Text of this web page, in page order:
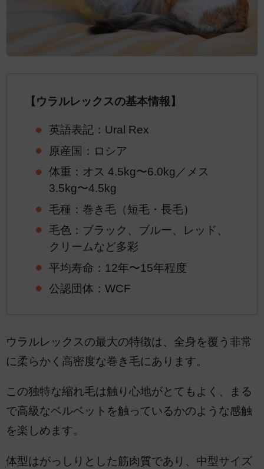
【ウラルレックスの基本情報】
英語表記：Ural Rex
原産国：ロシア
体重：オス 4.5kg〜6.0kg／メス
3.5kg〜4.5kg
毛種：巻き毛（短毛・長毛）
毛色：ブラック、ブルー、レッド、
クリームなど多彩
平均寿命：12年〜15年程度
公認団体：WCF
ウラルレックスの最大の特徴は、全身を覆う非常
に柔らかく高密度な巻き毛にあります。
この独特な縮れ毛は触り心地がとてもよく、まる
で高級なベルベットを触っているかのような感触
を楽しめます。
体型はがっしりとした筋肉質であり、中型サイズ